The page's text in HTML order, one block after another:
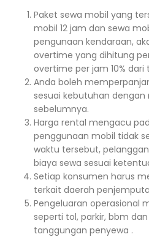
Paket sewa mobil yang
mobil 12 jam dan sewa
pengunaan kendaraan,
overtime yang dihitung
overtime per jam 10%
Anda boleh
sesuai kebutuhan
sebelumnya.
Harga rental mengacu
penggunaan mobil tidak
waktu tersebut,
biaya sewa sesuai
Setiap konsumen harus
terkait daerah
Pengeluaran operasional
seperti tol, parkir, bbm
tanggungan penyewa .